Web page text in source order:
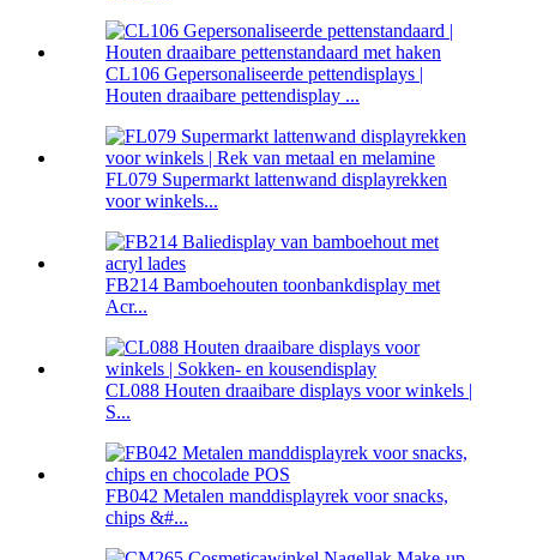
CL106 Gepersonaliseerde pettendisplays |
Houten draaibare pettendisplay ...
FL079 Supermarkt lattenwand displayrekken
voor winkels...
FB214 Bamboehouten toonbankdisplay met
Acr...
CL088 Houten draaibare displays voor winkels |
S...
FB042 Metalen manddisplayrek voor snacks,
chips &#...